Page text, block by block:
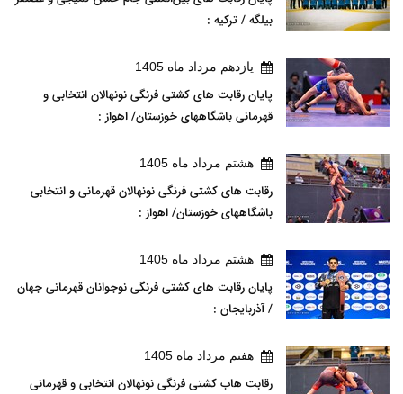
بیلگه / ترکیه :
يازدهم مرداد ماه 1405
پایان رقابت های کشتی فرنگی نونهالان انتخابی و
قهرمانی باشگاههای خوزستان/ اهواز :
هشتم مرداد ماه 1405
رقابت های کشتی فرنگی نونهالان قهرمانی و انتخابی
باشگاههای خوزستان/ اهواز :
هشتم مرداد ماه 1405
پایان رقابت های کشتی فرنگی نوجوانان قهرمانی جهان
/ آذربایجان :
هفتم مرداد ماه 1405
رقابت هاب کشتی فرنگی نونهالان انتخابی و قهرمانی